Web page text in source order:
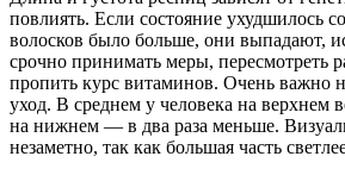
повлиять. Если состояние ухудшилось
волосков было больше, они выпадают,
срочно принимать меры, пересмотреть
пропить курс витаминов. Очень важно
уход. В среднем у человека на верхнем
на нижнем — в два раза меньше.
незаметно, так как большая часть